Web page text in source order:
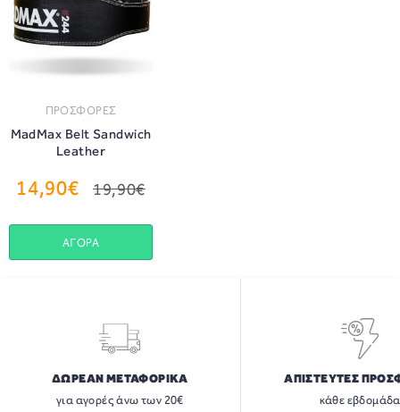
ΠΡΟΣΦΟΡΕΣ
MadMax Belt Sandwich
Leather
14,90€ 19,90€
ΑΓΟΡΑ
ΔΩΡΕΑΝ ΜΕΤΑΦΟΡΙΚΑ
για αγορές άνω των 20€
ΑΠΙΣΤΕΥΤΕΣ
κάθε εβδομάδα